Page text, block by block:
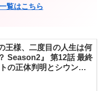
覧はこちら
王様、二度目の人生は何
Season2』 第12話 最終
の正体判明とシウンの